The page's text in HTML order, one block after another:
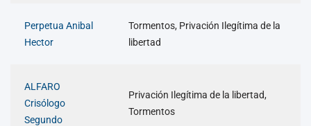
Perpetua Anibal
Hector
Tormentos, Privación Ilegítima de la
libertad
ALFARO
Crisólogo
Segundo
Privación Ilegítima de la libertad,
Tormentos